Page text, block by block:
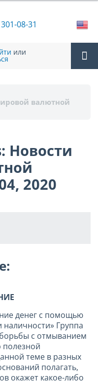
08-31
или
валютной
Новости
2020
денег с помощью
Группа
с отмыванием
теме в разных
полагать,
окажет какое-либо